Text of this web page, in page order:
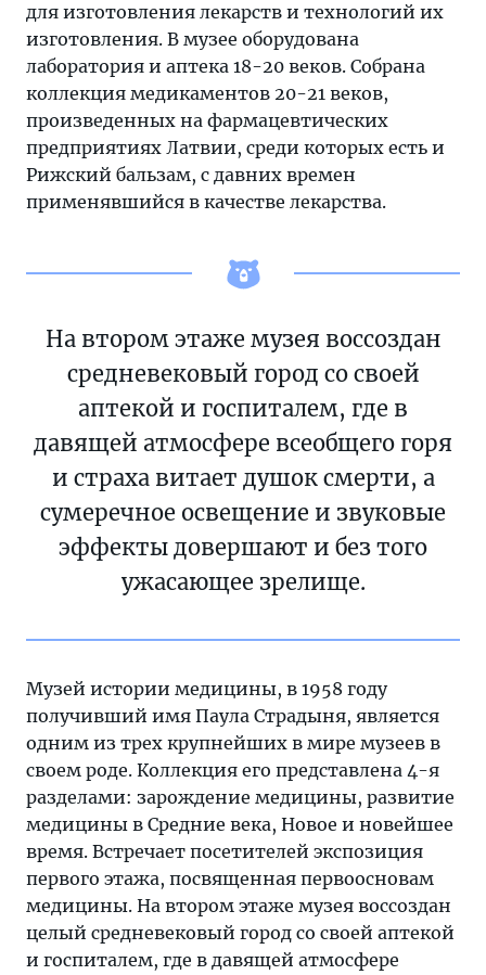
для изготовления лекарств и технологий их
изготовления. В музее оборудована
лаборатория и аптека 18-20 веков. Собрана
коллекция медикаментов 20-21 веков,
произведенных на фармацевтических
предприятиях Латвии, среди которых есть и
Рижский бальзам, с давних времен
применявшийся в качестве лекарства.
На втором этаже музея воссоздан
средневековый город со своей
аптекой и госпиталем, где в
давящей атмосфере всеобщего горя
и страха витает душок смерти, а
сумеречное освещение и звуковые
эффекты довершают и без того
ужасающее зрелище.
Музей истории медицины, в 1958 году
получивший имя Паула Страдыня, является
одним из трех крупнейших в мире музеев в
своем роде. Коллекция его представлена 4-я
разделами: зарождение медицины, развитие
медицины в Средние века, Новое и новейшее
время. Встречает посетителей экспозиция
первого этажа, посвященная первоосновам
медицины. На втором этаже музея воссоздан
целый средневековый город со своей аптекой
и госпиталем, где в давящей атмосфере